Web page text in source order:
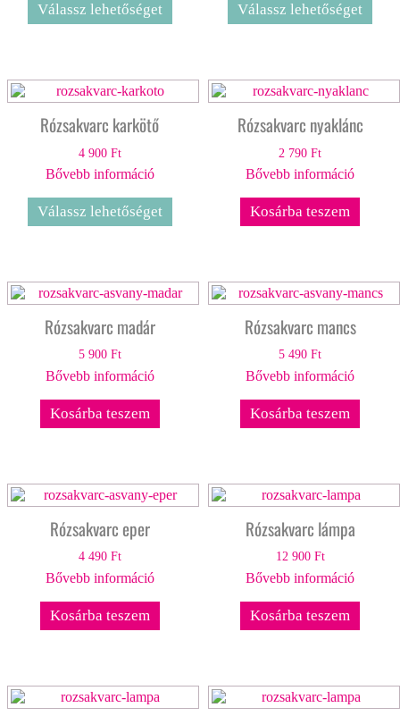
Válassz lehetőséget Válassz lehetőséget
Rózsakvarc karkötő
4 900 Ft
Bővebb információ
Válassz lehetőséget
Rózsakvarc nyaklánc
2 790Ft
Bővebb információ
Kosárba teszem
Rózsakvarc madár
5 900 Ft
Bővebb információ
Kosárba teszem
Rózsakvarc mancs
5 490Ft
Bővebb információ
Kosárba teszem
Rózsakvarc eper
4 490 Ft
Bővebb információ
Kosárba teszem
Rózsakvarc lámpa
12 900 Ft
Bővebb információ
Kosárba teszem